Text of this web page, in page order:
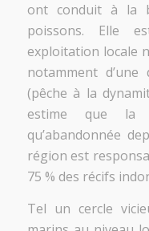
ont conduit à la
poissons. Elle
exploitation locale
notamment
(pêche à la
estime que la
qu’abandonnée
région est
75 % des récifs
Tel un cercle